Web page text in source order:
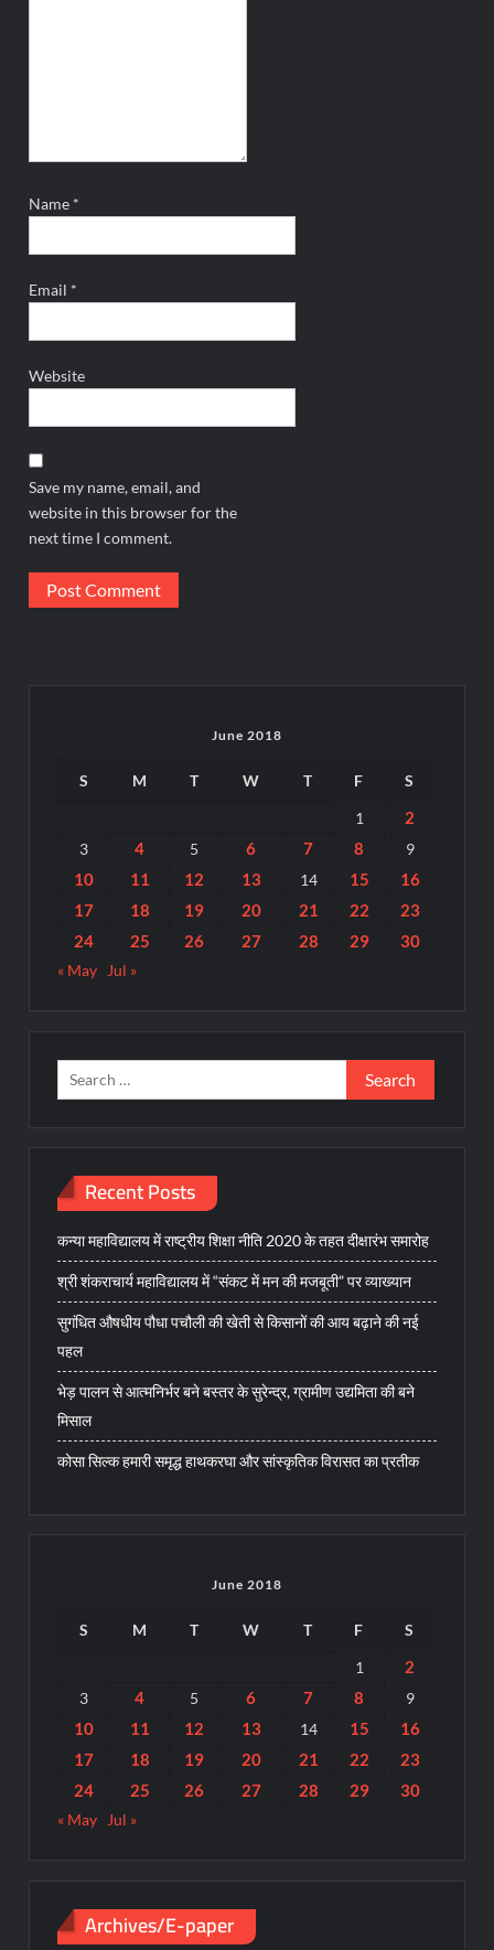
Name *
Email *
Website
Save my name, email, and
website in this browser for the
next time I comment.
June 2018
S M T W T F
S
1
2
3 4 5 6 7 8 9
10 11 12 13 14 15
16
17
18 19 20 21 22
23
24
25 26 27 28 29 30
« May Jul »
Search
for:
Recent Posts
कन्या महाविद्यालय में राष्ट्रीय शिक्षा नीति 2020 के तहत दीक्षारंभ समारोह
श्री शंकराचार्य महाविद्यालय में “संकट में मन की मजबूती” पर व्याख्यान
सुगंधित औषधीय पौधा पचौली की खेती से किसानों की आय बढ़ाने की नई
पहल
भेड़ पालन से आत्मनिर्भर बने बस्तर के सुरेन्द्र, ग्रामीण उद्यमिता की बने
मिसाल
कोसा सिल्क हमारी समृद्ध हाथकरघा और सांस्कृतिक विरासत का प्रतीक
June 2018
S M T W T F
S
1
2
3 4 5 6 7 8 9
10 11 12 13 14 15
16
17
18 19 20 21 22
23
24
25 26 27 28 29 30
« May Jul »
Archives/E-paper